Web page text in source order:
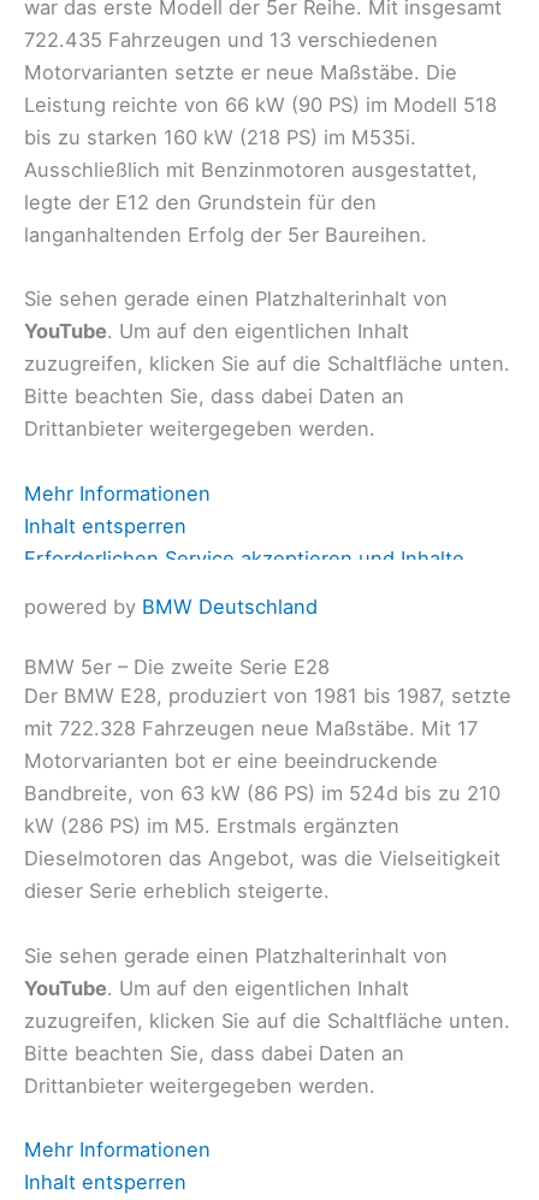
war das erste Modell der 5er Reihe. Mit insgesamt
722.435 Fahrzeugen und 13 verschiedenen
Motorvarianten setzte er neue Maßstäbe. Die
Leistung reichte von 66 kW (90 PS) im Modell 518
bis zu starken 160 kW (218 PS) im M535i.
Ausschließlich mit Benzinmotoren ausgestattet,
legte der E12 den Grundstein für den
langanhaltenden Erfolg der 5er Baureihen.
Sie sehen gerade einen Platzhalterinhalt von
YouTube. Um auf den eigentlichen Inhalt
zuzugreifen, klicken Sie auf die Schaltfläche unten.
Bitte beachten Sie, dass dabei Daten an
Drittanbieter weitergegeben werden.
Mehr Informationen
Inhalt entsperren
Erforderlichen Service akzeptieren und Inhalte
powered by BMW Deutschland
BMW 5er – Die zweite Serie E28
Der BMW E28, produziert von 1981 bis 1987, setzte
mit 722.328 Fahrzeugen neue Maßstäbe. Mit 17
Motorvarianten bot er eine beeindruckende
Bandbreite, von 63 kW (86 PS) im 524d bis zu 210
kW (286 PS) im M5. Erstmals ergänzten
Dieselmotoren das Angebot, was die Vielseitigkeit
dieser Serie erheblich steigerte.
Sie sehen gerade einen Platzhalterinhalt von
YouTube. Um auf den eigentlichen Inhalt
zuzugreifen, klicken Sie auf die Schaltfläche unten.
Bitte beachten Sie, dass dabei Daten an
Drittanbieter weitergegeben werden.
Mehr Informationen
Inhalt entsperren